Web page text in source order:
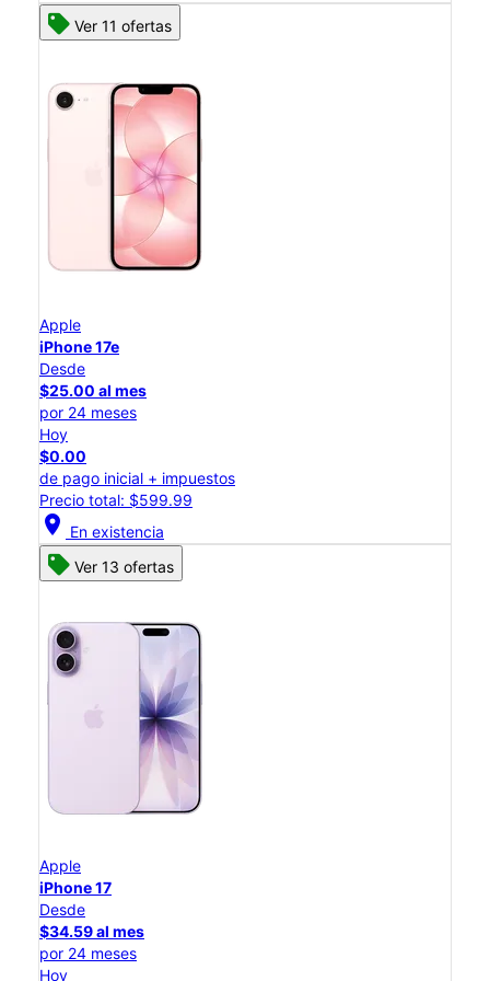
Ver 11 ofertas
Apple
iPhone 17e
Desde
$25.00 al mes
por 24 meses
Hoy
$0.00
de pago inicial + impuestos
Precio total: $599.99
location_on En existencia
Ver 13 ofertas
Apple
iPhone 17
Desde
$34.59 al mes
por 24 meses
Hoy